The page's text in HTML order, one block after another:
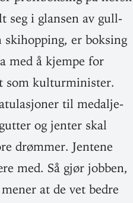
seg i glansen av gull­
er boksing
med å kjempe for
som kul­tur­mi­nister.
til medal­je­
og jenter skal
drømmer. Jentene
med. Så gjør jobben,
at de vet bedre